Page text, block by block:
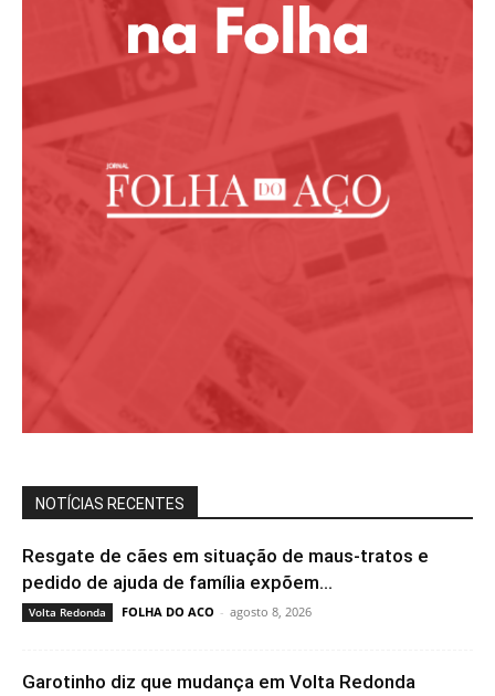
NOTÍCIAS RECENTES
Resgate de cães em situação de maus-tratos e
pedido de ajuda de família expõem...
Volta Redonda FOLHA DO ACO - agosto 8, 2026
Garotinho diz que mudança em Volta Redonda